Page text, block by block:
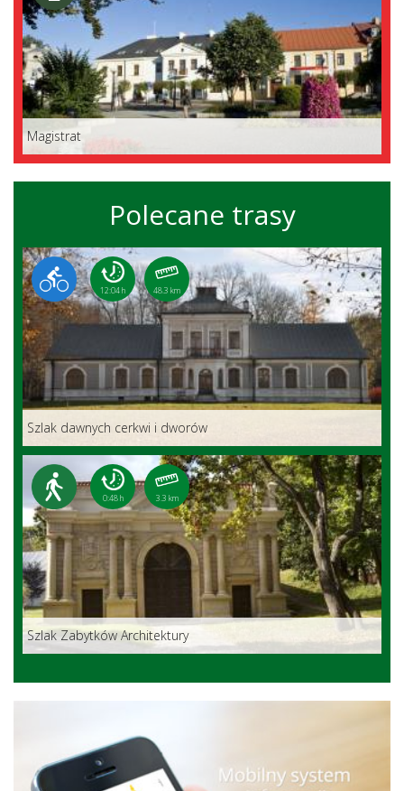
Magistrat
Polecane trasy
12:04 h 48.3 km
Szlak dawnych cerkwi i dworów
0:48 h 3.3 km
Szlak Zabytków Architektury